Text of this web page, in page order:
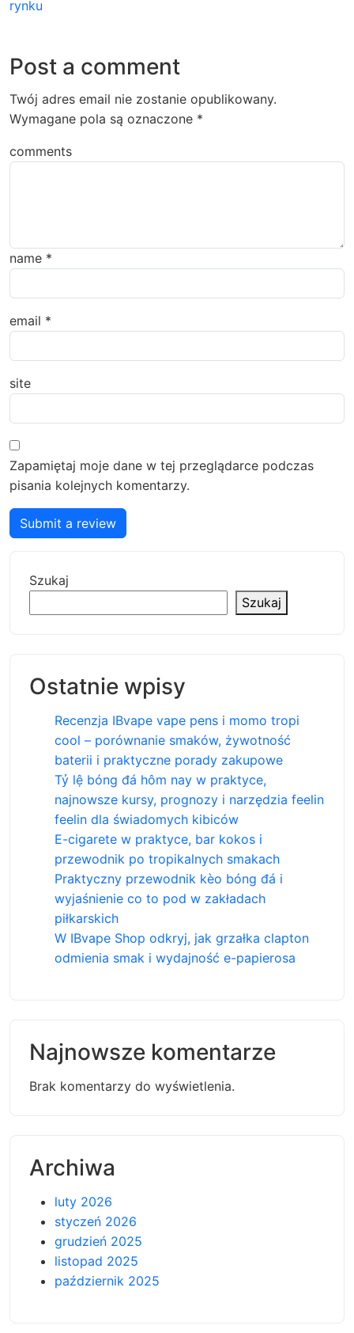
rynku
Post a comment
Twój adres email nie zostanie opublikowany.
Wymagane pola są oznaczone *
comments
name *
email *
site
Zapamiętaj moje dane w tej przeglądarce podczas
pisania kolejnych komentarzy.
Submit a review
Szukaj
Szukaj
Ostatnie wpisy
Recenzja IBvape vape pens i momo tropi
cool – porównanie smaków, żywotność
baterii i praktyczne porady zakupowe
Tỷ lệ bóng đá hôm nay w praktyce,
najnowsze kursy, prognozy i narzędzia feelin
feelin dla świadomych kibiców
E-cigarete w praktyce, bar kokos i
przewodnik po tropikalnych smakach
Praktyczny przewodnik kèo bóng đá i
wyjaśnienie co to pod w zakładach
piłkarskich
W IBvape Shop odkryj, jak grzałka clapton
odmienia smak i wydajność e-papierosa
Najnowsze komentarze
Brak komentarzy do wyświetlenia.
Archiwa
luty 2026
styczeń 2026
grudzień 2025
listopad 2025
październik 2025